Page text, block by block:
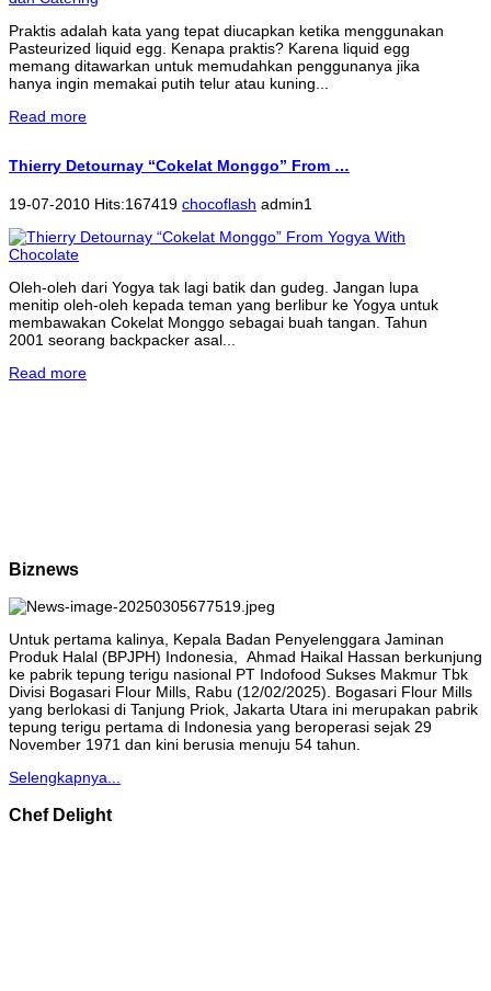
Praktis adalah kata yang tepat diucapkan ketika menggunakan
Pasteurized liquid egg. Kenapa praktis? Karena liquid egg
memang ditawarkan untuk memudahkan penggunanya jika
hanya ingin memakai putih telur atau kuning...
Read more
Thierry Detournay “Cokelat Monggo” From …
19-07-2010 Hits:167419 chocoflash admin1
Oleh-oleh dari Yogya tak lagi batik dan gudeg. Jangan lupa
menitip oleh-oleh kepada teman yang berlibur ke Yogya untuk
membawakan Cokelat Monggo sebagai buah tangan. Tahun
2001 seorang backpacker asal...
Read more
Biznews
Untuk pertama kalinya, Kepala Badan Penyelenggara Jaminan
Produk Halal (BPJPH) Indonesia, Ahmad Haikal Hassan berkunjung
ke pabrik tepung terigu nasional PT Indofood Sukses Makmur Tbk
Divisi Bogasari Flour Mills, Rabu (12/02/2025). Bogasari Flour Mills
yang berlokasi di Tanjung Priok, Jakarta Utara ini merupakan pabrik
tepung terigu pertama di Indonesia yang beroperasi sejak 29
November 1971 dan kini berusia menuju 54 tahun.
Selengkapnya...
Chef Delight